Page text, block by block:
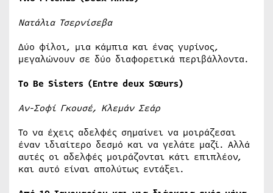
Νατάλια Τσερνίσεβα
Δύο φίλοι, μια κάμπια και ένας γυρίνος,
μεγαλώνουν σε δύο διαφορετικά περιβάλλοντα.
To Be Sisters (Entre deux Sœurs)
Αν-Σοφί Γκουσέ, Κλεμάν Σεάρ
Το να έχεις αδελφές σημαίνει να μοιράζεσαι
έναν ιδιαίτερο δεσμό και να γελάτε μαζί. Αλλά
αυτές οι αδελφές μοιράζονται κάτι επιπλέον,
και αυτό είναι απολύτως εντάξει.